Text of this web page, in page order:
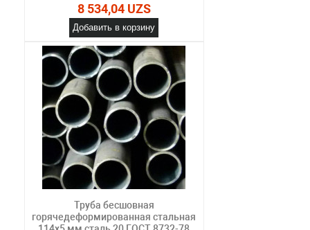
8 534,04 UZS
Добавить в корзину
Труба бесшовная
горячедеформированная стальная